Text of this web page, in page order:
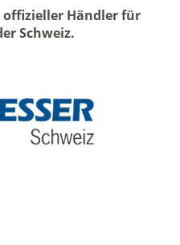
offizieller Händler für
Schweiz.